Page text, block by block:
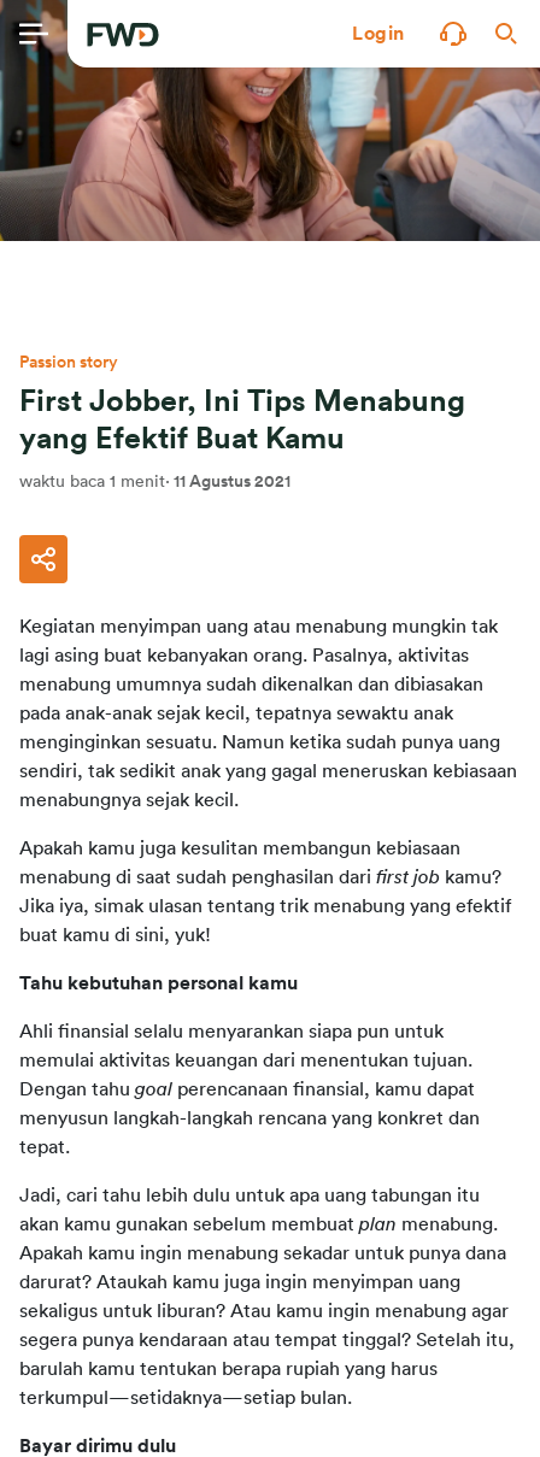
Login
Passion story
First Jobber, Ini Tips Menabung
yang Efektif Buat Kamu
waktu baca 1 menit· 11 Agustus 2021
Kegiatan menyimpan uang atau menabung mungkin tak
lagi asing buat kebanyakan orang. Pasalnya, aktivitas
menabung umumnya sudah dikenalkan dan dibiasakan
pada anak-anak sejak kecil, tepatnya sewaktu anak
menginginkan sesuatu. Namun ketika sudah punya uang
sendiri, tak sedikit anak yang gagal meneruskan kebiasaan
menabungnya sejak kecil.
Apakah kamu juga kesulitan membangun kebiasaan
menabung di saat sudah penghasilan dari first job kamu?
Jika iya, simak ulasan tentang trik menabung yang efektif
buat kamu di sini, yuk!
Tahu kebutuhan personal kamu
Ahli finansial selalu menyarankan siapa pun untuk
memulai aktivitas keuangan dari menentukan tujuan.
Dengan tahu goal perencanaan finansial, kamu dapat
menyusun langkah-langkah rencana yang konkret dan
tepat.
Jadi, cari tahu lebih dulu untuk apa uang tabungan itu
akan kamu gunakan sebelum membuat plan menabung.
Apakah kamu ingin menabung sekadar untuk punya dana
darurat? Ataukah kamu juga ingin menyimpan uang
sekaligus untuk liburan? Atau kamu ingin menabung agar
segera punya kendaraan atau tempat tinggal? Setelah itu,
barulah kamu tentukan berapa rupiah yang harus
terkumpul—setidaknya—setiap bulan.
Bayar dirimu dulu